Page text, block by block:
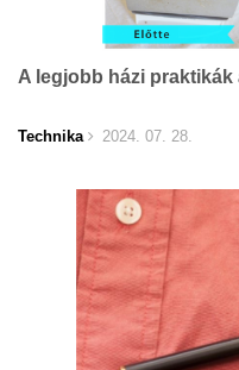
A legjobb házi
Technika 2024. 07. 28.